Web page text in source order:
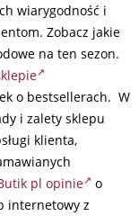
wiarygodność i
Zobacz jakie
na ten sezon.
o bestsellerach. W
i zalety sklepu
klienta,
pl opinie
o
internetowy z